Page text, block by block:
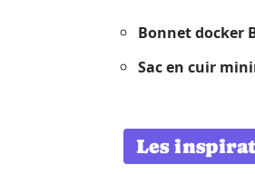
Bonnet docker
Sac en cuir
Les